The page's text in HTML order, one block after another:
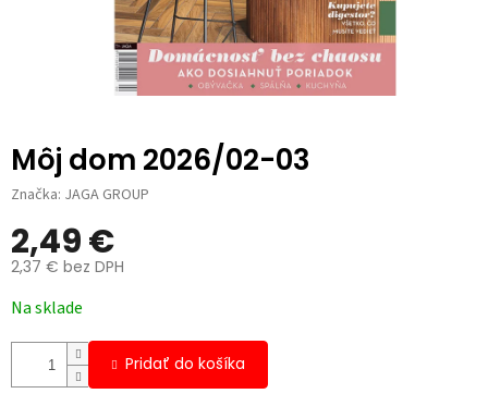
Môj dom 2026/02-03
Značka: JAGA GROUP
2,49 €
2,37 € bez DPH
cena:
Na sklade
Pridať do košíka